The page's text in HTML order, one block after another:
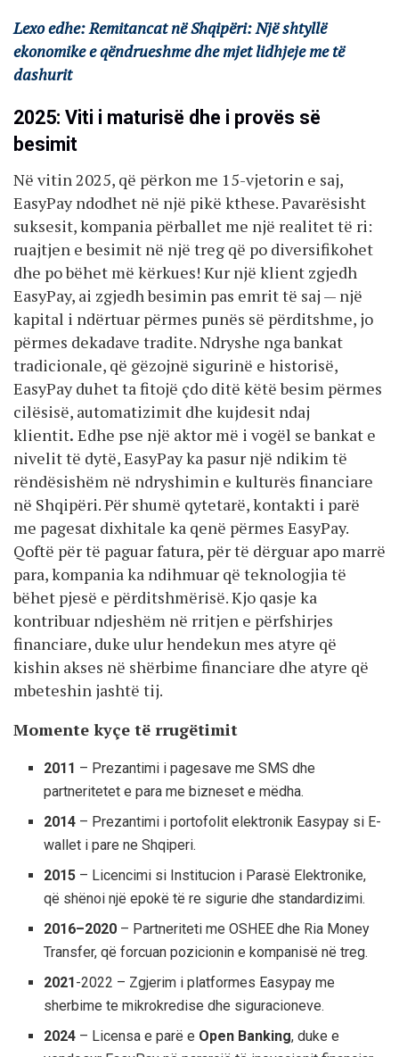
Lexo edhe: Remitancat në Shqipëri: Një shtyllë
ekonomike e qëndrueshme dhe mjet lidhjeje me të
dashurit
2025: Viti i maturisë dhe i provës së
besimit
Në vitin 2025, që përkon me 15-vjetorin e saj,
EasyPay ndodhet në një pikë kthese. Pavarësisht
suksesit, kompania përballet me një realitet të ri:
ruajtjen e besimit në një treg që po diversifikohet
dhe po bëhet më kërkues! Kur një klient zgjedh
EasyPay, ai zgjedh besimin pas emrit të saj — një
kapital i ndërtuar përmes punës së përditshme, jo
përmes dekadave tradite. Ndryshe nga bankat
tradicionale, që gëzojnë sigurinë e historisë,
EasyPay duhet ta fitojë çdo ditë këtë besim përmes
cilësisë, automatizimit dhe kujdesit ndaj
klientit. Edhe pse një aktor më i vogël se bankat e
nivelit të dytë, EasyPay ka pasur një ndikim të
rëndësishëm në ndryshimin e kulturës financiare
në Shqipëri. Për shumë qytetarë, kontakti i parë
me pagesat dixhitale ka qenë përmes EasyPay.
Qoftë për të paguar fatura, për të dërguar apo marrë
para, kompania ka ndihmuar që teknologjia të
bëhet pjesë e përditshmërisë. Kjo qasje ka
kontribuar ndjeshëm në rritjen e përfshirjes
financiare, duke ulur hendekun mes atyre që
kishin akses në shërbime financiare dhe atyre që
mbeteshin jashtë tij.
Momente kyçe të rrugëtimit
2011 – Prezantimi i pagesave me SMS dhe
partneritetet e para me bizneset e mëdha.
2014 – Prezantimi i portofolit elektronik Easypay si E-
wallet i pare ne Shqiperi.
2015 – Licencimi si Institucion i Parasë Elektronike,
që shënoi një epokë të re sigurie dhe standardizimi.
2016–2020 – Partneriteti me OSHEE dhe Ria Money
Transfer, që forcuan pozicionin e kompanisë në treg.
2021 -2022 – Zgjerim i platformes Easypay me
sherbime te mikrokredise dhe siguracioneve.
2024 – Licensa e parë e Open Banking, duke e